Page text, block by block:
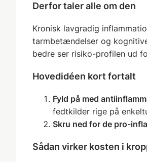
Derfor taler alle om den
Kronisk lavgradig
tarmbetændelser og
bedre ser risiko-profilen ud
Hovedidéen kort fortalt
Fyld på med
fedtkilder rige på
Skru ned for de pro-
Sådan virker kosten i